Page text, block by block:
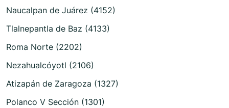
Naucalpan de Juárez (4152)
Tlalnepantla de Baz (4133)
Roma Norte (2202)
Nezahualcóyotl (2106)
Atizapán de Zaragoza (1327)
Polanco V Sección (1301)